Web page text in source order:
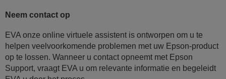
Neem contact op
EVA onze online virtuele assistent is ontworpen om u te
helpen veelvoorkomende problemen met uw Epson-product
op te lossen. Wanneer u contact opneemt met Epson
Support, vraagt EVA u om relevante informatie en begeleidt